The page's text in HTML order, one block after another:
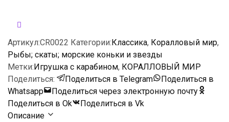
Артикул:CR0022 Категории:Классика, Коралловый мир,
Рыбы; скаты; морские коньки и звезды
Метки:Игрушка с карабином, КОРАЛЛОВЫЙ МИР
Поделиться:
Поделиться в Telegram
Поделиться в
Whatsapp
Поделиться через электронную почту
Поделиться в Ok
Поделиться в Vk
Описание